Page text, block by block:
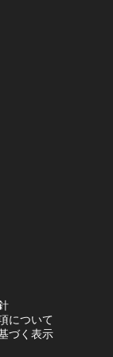
について
づく表示